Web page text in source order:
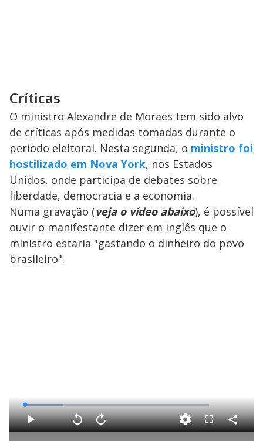
Críticas
O ministro Alexandre de Moraes tem sido alvo
de críticas após medidas tomadas durante o
período eleitoral. Nesta segunda, o ministro foi
hostilizado em Nova York, nos Estados
Unidos, onde participa de debates sobre
liberdade, democracia e a economia.
Numa gravação (veja o vídeo abaixo), é possível
ouvir o manifestante dizer em inglês que o
ministro estaria "gastando o dinheiro do povo
brasileiro".
P V A
L
o
a
d
e F C
o